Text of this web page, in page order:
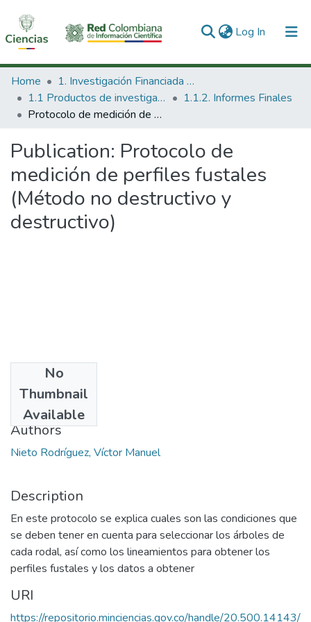
Log In (current)
Communities & Collections
All of DSpace
Home
1. Investigación Financiada con Recursos Públicos
1.1 Productos de investigación
1.1.2. Informes Finales
Protocolo de medición de perfiles fustales (Método no destructivo y destructivo)
Publication: Protocolo de
medición de perfiles fustales
(Método no destructivo y
destructivo)
No
Thumbnail
Available
2013
Authors
Nieto Rodríguez, Víctor Manuel
Description
En este protocolo se explica cuales son las condiciones que
se deben tener en cuenta para seleccionar los árboles de
cada rodal, así como los lineamientos para obtener los
perfiles fustales y los datos a obtener
URI
https://repositorio.minciencias.gov.co/handle/20.500.14143/